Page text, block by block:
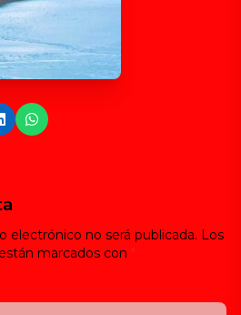
electrónico no será publicada. Los
marcados con *